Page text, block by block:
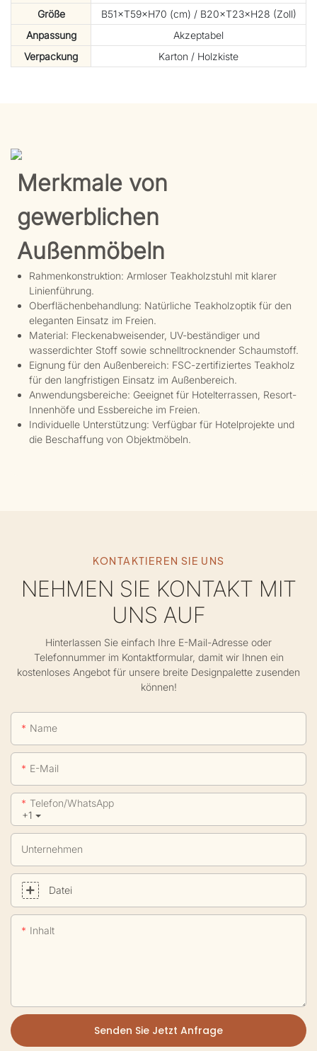
Größe
B51×T59×H70 (cm) / B20×T23×H28 (Zoll)
Anpassung
Akzeptabel
Verpackung
Karton / Holzkiste
Merkmale von
gewerblichen
Außenmöbeln
Rahmenkonstruktion: Armloser Teakholzstuhl mit klarer
Linienführung.
Oberflächenbehandlung: Natürliche Teakholzoptik für den
eleganten Einsatz im Freien.
Material: Fleckenabweisender, UV-beständiger und
wasserdichter Stoff sowie schnelltrocknender Schaumstoff.
Eignung für den Außenbereich: FSC-zertifiziertes Teakholz
für den langfristigen Einsatz im Außenbereich.
Anwendungsbereiche: Geeignet für Hotelterrassen, Resort-
Innenhöfe und Essbereiche im Freien.
Individuelle Unterstützung: Verfügbar für Hotelprojekte und
die Beschaffung von Objektmöbeln.
KONTAKTIEREN SIE UNS
NEHMEN SIE KONTAKT MIT
UNS AUF
Hinterlassen Sie einfach Ihre E-Mail-Adresse oder
Telefonnummer im Kontaktformular, damit wir Ihnen ein
kostenloses Angebot für unsere breite Designpalette zusenden
können!
Name
E-Mail
+1
Telefon/WhatsApp
Unternehmen
Datei
Inhalt
Senden Sie Jetzt Anfrage